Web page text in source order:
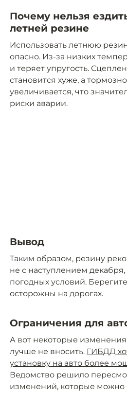
Почему нельзя
летней резине
Использовать летнюю
опасно. Из-за низких
и теряет упругость.
становится хуже, а
увеличивается, что
риски аварии.
Вывод
Таким образом, резину
не с наступлением
погодных условий.
осторожны на дорогах.
Ограничения для
А вот некоторые
лучше не вносить. ГИБДД
установку на авто более
Ведомство решило
изменений, которые можно